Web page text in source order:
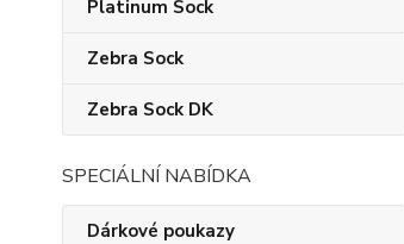
Platinum Sock
Zebra Sock
Zebra Sock DK
SPECIÁLNÍ NABÍDKA
Dárkové poukazy